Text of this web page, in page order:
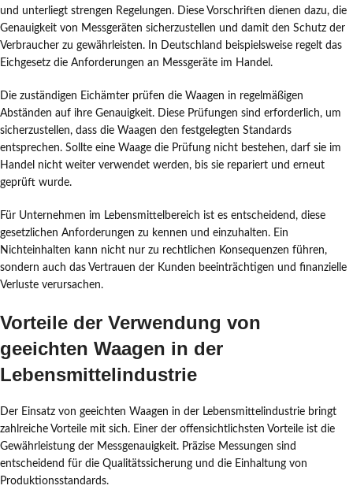
und unterliegt strengen Regelungen. Diese Vorschriften dienen dazu, die
Genauigkeit von Messgeräten sicherzustellen und damit den Schutz der
Verbraucher zu gewährleisten. In Deutschland beispielsweise regelt das
Eichgesetz die Anforderungen an Messgeräte im Handel.
Die zuständigen Eichämter prüfen die Waagen in regelmäßigen
Abständen auf ihre Genauigkeit. Diese Prüfungen sind erforderlich, um
sicherzustellen, dass die Waagen den festgelegten Standards
entsprechen. Sollte eine Waage die Prüfung nicht bestehen, darf sie im
Handel nicht weiter verwendet werden, bis sie repariert und erneut
geprüft wurde.
Für Unternehmen im Lebensmittelbereich ist es entscheidend, diese
gesetzlichen Anforderungen zu kennen und einzuhalten. Ein
Nichteinhalten kann nicht nur zu rechtlichen Konsequenzen führen,
sondern auch das Vertrauen der Kunden beeinträchtigen und finanzielle
Verluste verursachen.
Vorteile der Verwendung von
geeichten Waagen in der
Lebensmittelindustrie
Der Einsatz von geeichten Waagen in der Lebensmittelindustrie bringt
zahlreiche Vorteile mit sich. Einer der offensichtlichsten Vorteile ist die
Gewährleistung der Messgenauigkeit. Präzise Messungen sind
entscheidend für die Qualitätssicherung und die Einhaltung von
Produktionsstandards.